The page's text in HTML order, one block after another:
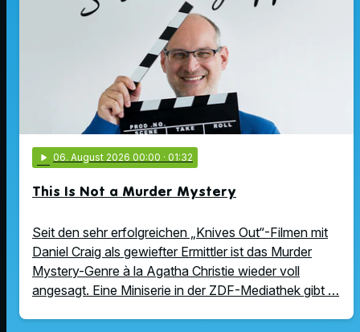
play_arrow 06. August 2026 00:00 · 01:32
This Is Not a Murder Mystery
Seit den sehr erfolgreichen „Knives Out“-Filmen mit
Daniel Craig als gewiefter Ermittler ist das Murder
Mystery-Genre à la Agatha Christie wieder voll
angesagt. Eine Miniserie in der ZDF-Mediathek gibt …